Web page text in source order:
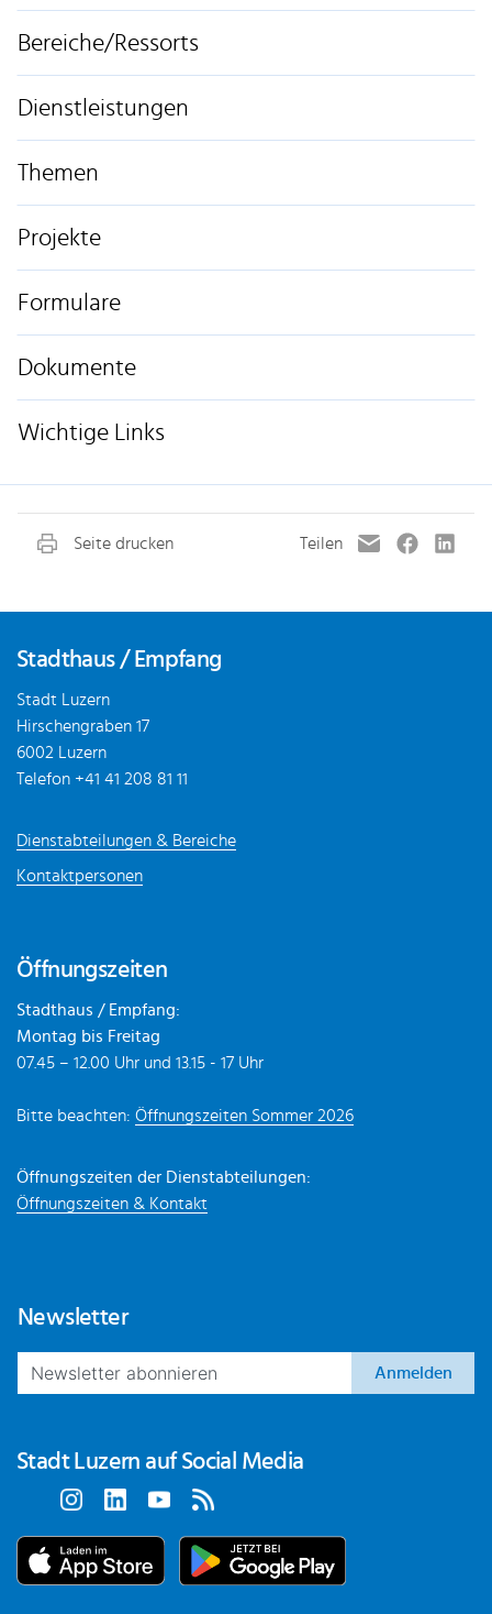
Bereiche/Ressorts
Dienstleistungen
Themen
Projekte
Formulare
Dokumente
Wichtige Links
Stadthaus / Empfang
Stadt Luzern
Hirschengraben 17
6002 Luzern
Telefon +41 41 208 81 11
Dienstabteilungen & Bereiche
Kontaktpersonen
Öffnungszeiten
Stadthaus / Empfang:
Montag bis Freitag
07.45 – 12.00 Uhr und 13.15 - 17 Uhr
Bitte beachten: Öffnungszeiten Sommer 2026
Öffnungszeiten der Dienstabteilungen:
Öffnungszeiten & Kontakt
Newsletter
Anmelden
Stadt Luzern auf Social Media